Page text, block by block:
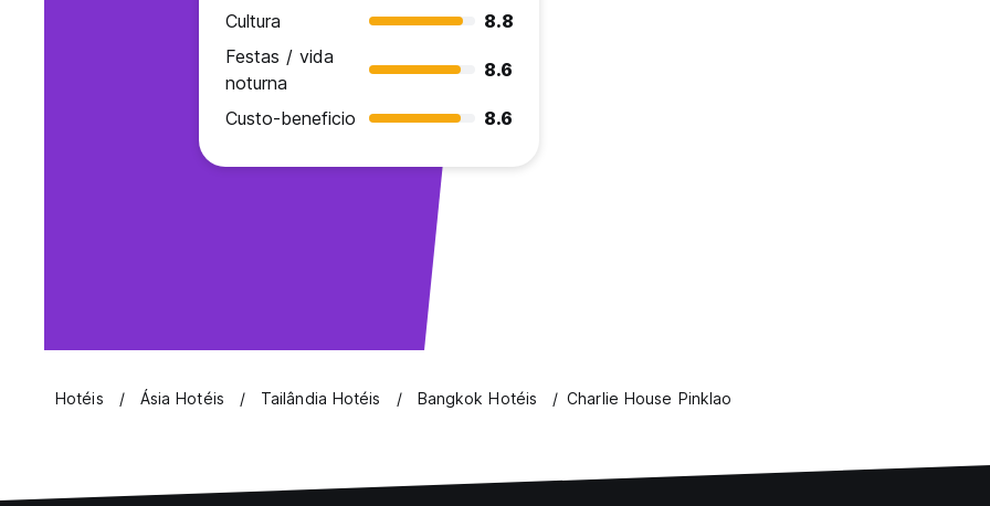
Cultura
8.8
Festas / vida
noturna
8.6
Custo-beneficio 8.6
Hotéis Ásia Hotéis Tailândia Hotéis Bangkok Hotéis Charlie House Pinklao